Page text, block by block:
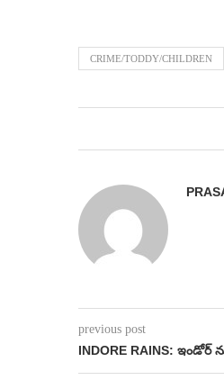
CRIME/TODDY/CHILDREN
previous post
INDORE RAINS: ఇండోర్‌